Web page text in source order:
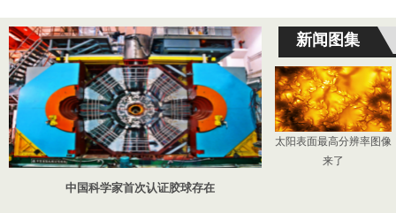
中国科学家首次认证胶球存在
新闻图集
太阳表面最高分辨率图像
来了